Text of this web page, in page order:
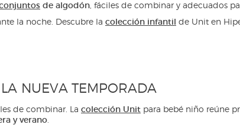
de algodón , fáciles de combinar y adecuados
la noche. Descubre la colección infantil de Unit en
NUEVA TEMPORADA
de combinar. La colección Unit para bebé niño reúne
y verano.